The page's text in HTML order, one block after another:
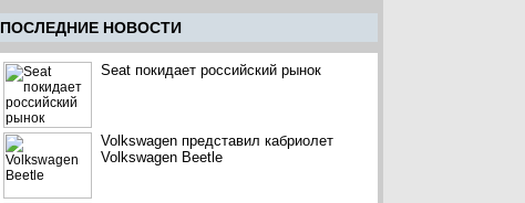
ПОCЛЕДНИЕ НОВОСТИ
Seat покидает российский рынок
Volkswagen представил кабриолет
Volkswagen Beetle